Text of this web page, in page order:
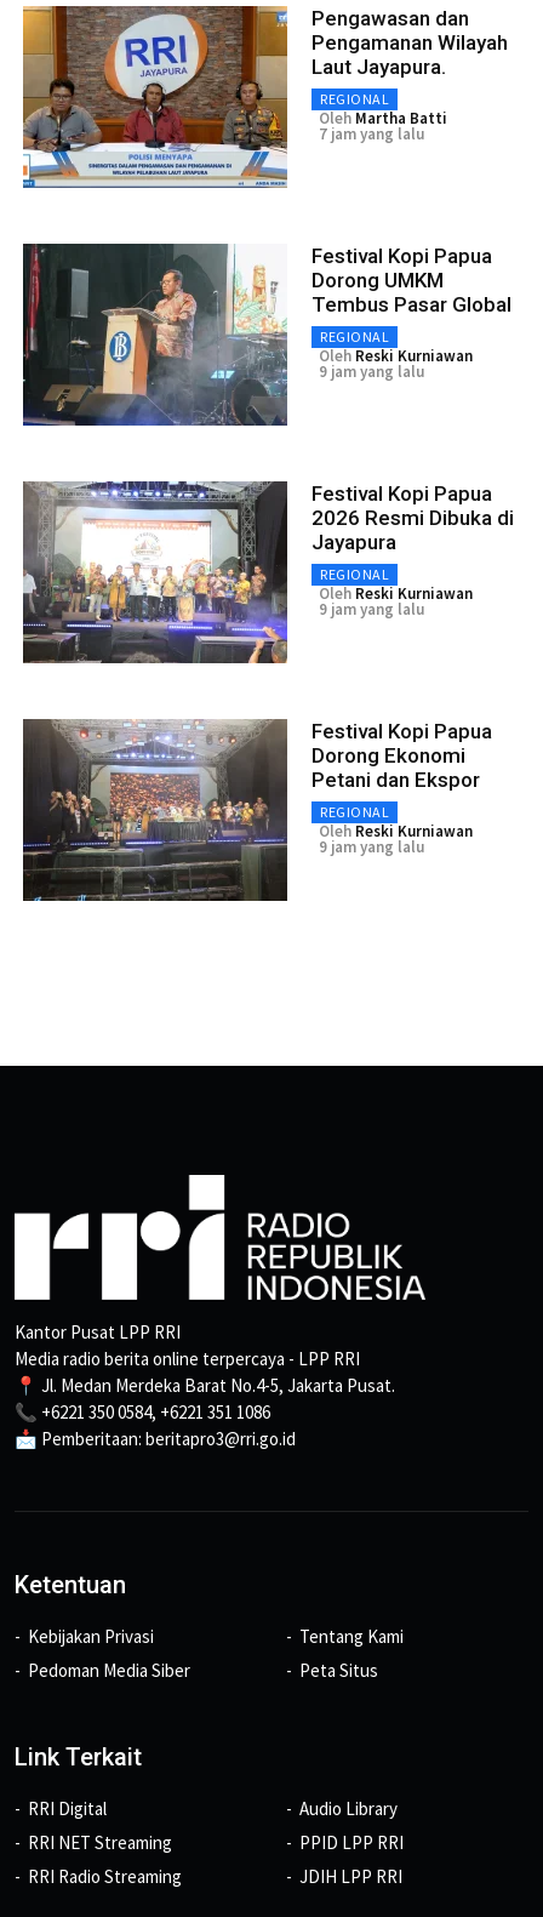
Pengawasan dan
Pengamanan Wilayah
Laut Jayapura.
REGIONAL
Oleh Martha Batti
7 jam yang lalu
Festival Kopi Papua
Dorong UMKM
Tembus Pasar Global
REGIONAL
Oleh Reski Kurniawan
9 jam yang lalu
Festival Kopi Papua
2026 Resmi Dibuka di
Jayapura
REGIONAL
Oleh Reski Kurniawan
9 jam yang lalu
Festival Kopi Papua
Dorong Ekonomi
Petani dan Ekspor
REGIONAL
Oleh Reski Kurniawan
9 jam yang lalu
Kantor Pusat LPP RRI
Media radio berita online terpercaya - LPP RRI
📍 Jl. Medan Merdeka Barat No.4-5, Jakarta Pusat.
📞 +6221 350 0584, +6221 351 1086
📩 Pemberitaan: beritapro3@rri.go.id
Ketentuan
Kebijakan Privasi
Pedoman Media Siber
Tentang Kami
Peta Situs
Link Terkait
RRI Digital
RRI NET Streaming
RRI Radio Streaming
Audio Library
PPID LPP RRI
JDIH LPP RRI